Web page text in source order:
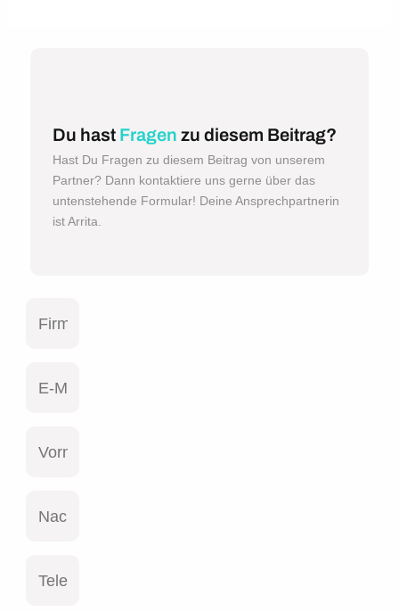
Du hast Fragen zu diesem Beitrag?
Hast Du Fragen zu diesem Beitrag von unserem
Partner? Dann kontaktiere uns gerne über das
untenstehende Formular! Deine Ansprechpartnerin
ist Arrita.